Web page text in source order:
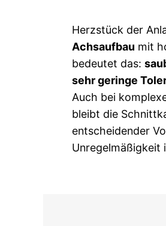
Herzstück der
Achsaufbau mit
bedeutet das:
sehr geringe
Auch bei
bleibt die
entscheidender